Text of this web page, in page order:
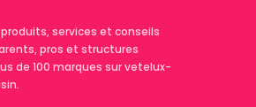
services et conseils
pros et structures
de 100 marques sur vetelux-